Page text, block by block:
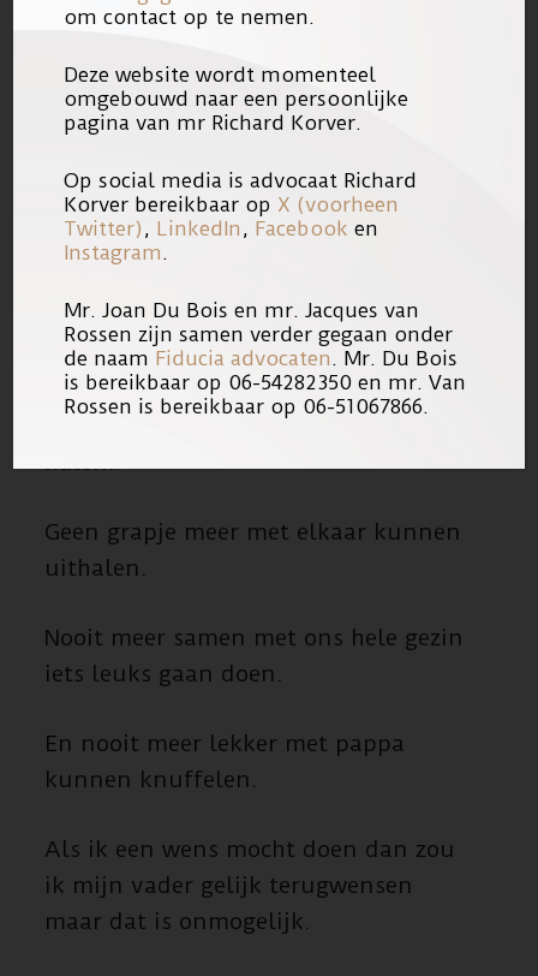
Terwijl iedereen naar school ging
moest ik naar het ziekenhuis voor
therapie.
Nooit meer ‘ik hou van jou’ tegen
Nooit meer aan hem kunnen laten
zien ‘hoe ik mijn best doe op school,
en hard werk om goede cijfers te
halen.
Geen grapje meer met elkaar kunnen
uithalen.
Nooit meer samen met ons hele gezin
iets leuks gaan doen.
En nooit meer lekker met pappa
kunnen knuffelen.
Als ik een wens mocht doen dan zou
ik mijn vader gelijk terugwensen
maar dat is onmogelijk.
om contact op te nemen.
Deze website wordt momenteel
omgebouwd naar een persoonlijke
pagina van mr Richard Korver.
Op social media is advocaat Richard
Korver bereikbaar op X (voorheen
Twitter) , LinkedIn , Facebook en
Instagram .
Mr. Joan Du Bois en mr. Jacques van
Rossen zijn samen verder gegaan onder
de naam Fiducia advocaten . Mr. Du Bois
is bereikbaar op 06-54282350 en mr. Van
Rossen is bereikbaar op 06-51067866.